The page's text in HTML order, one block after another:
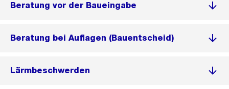
Beratung vor der Baueingabe
Beratung bei Auflagen (Bauentscheid)
Lärmbeschwerden